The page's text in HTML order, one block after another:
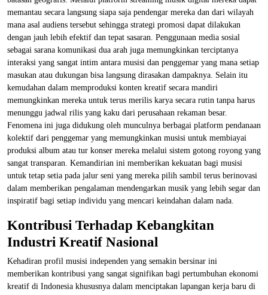
memantau secara langsung siapa saja pendengar mereka dan dari wilayah
mana asal audiens tersebut sehingga strategi promosi dapat dilakukan
dengan jauh lebih efektif dan tepat sasaran. Penggunaan media sosial
sebagai sarana komunikasi dua arah juga memungkinkan terciptanya
interaksi yang sangat intim antara musisi dan penggemar yang mana setiap
masukan atau dukungan bisa langsung dirasakan dampaknya. Selain itu
kemudahan dalam memproduksi konten kreatif secara mandiri
memungkinkan mereka untuk terus merilis karya secara rutin tanpa harus
menunggu jadwal rilis yang kaku dari perusahaan rekaman besar.
Fenomena ini juga didukung oleh munculnya berbagai platform pendanaan
kolektif dari penggemar yang memungkinkan musisi untuk membiayai
produksi album atau tur konser mereka melalui sistem gotong royong yang
sangat transparan. Kemandirian ini memberikan kekuatan bagi musisi
untuk tetap setia pada jalur seni yang mereka pilih sambil terus berinovasi
dalam memberikan pengalaman mendengarkan musik yang lebih segar dan
inspiratif bagi setiap individu yang mencari keindahan dalam nada.
Kontribusi Terhadap Kebangkitan
Industri Kreatif Nasional
Kehadiran profil musisi independen yang semakin bersinar ini
memberikan kontribusi yang sangat signifikan bagi pertumbuhan ekonomi
kreatif di Indonesia khususnya dalam menciptakan lapangan kerja baru di